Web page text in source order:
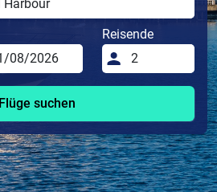
Reisende
Flüge suchen